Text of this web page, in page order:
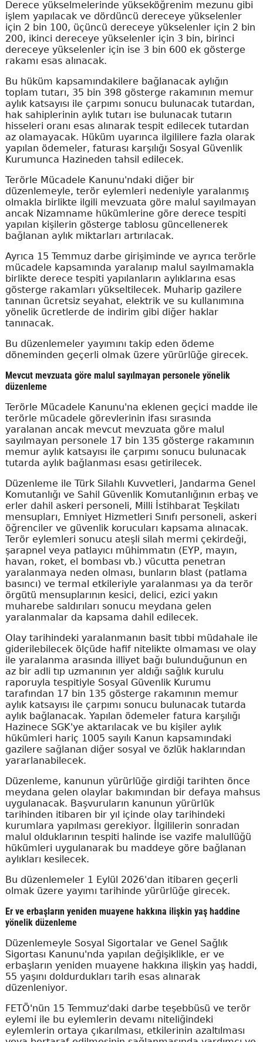
Derece yükselmelerinde yükseköğrenim mezunu gibi
işlem yapılacak ve dördüncü dereceye yükselenler
için 2 bin 100, üçüncü dereceye yükselenler için 2 bin
200, ikinci dereceye yükselenler için 3 bin, birinci
dereceye yükselenler için ise 3 bin 600 ek gösterge
rakamı esas alınacak.
Bu hüküm kapsamındakilere bağlanacak aylığın
toplam tutarı, 35 bin 398 gösterge rakamının memur
aylık katsayısı ile çarpımı sonucu bulunacak tutardan,
hak sahiplerinin aylık tutarı ise bulunacak tutarın
hisseleri oranı esas alınarak tespit edilecek tutardan
az olamayacak. Hüküm uyarınca ilgililere fazla olarak
yapılan ödemeler, faturası karşılığı Sosyal Güvenlik
Kurumunca Hazineden tahsil edilecek.
Terörle Mücadele Kanunu'ndaki diğer bir
düzenlemeyle, terör eylemleri nedeniyle yaralanmış
olmakla birlikte ilgili mevzuata göre malul sayılmayan
ancak Nizamname hükümlerine göre derece tespiti
yapılan kişilerin gösterge tablosu güncellenerek
bağlanan aylık miktarları artırılacak.
Ayrıca 15 Temmuz darbe girişiminde ve ayrıca terörle
mücadele kapsamında yaralanıp malul sayılmamakla
birlikte derece tespiti yapılanların aylıklarına esas
gösterge rakamları yükseltilecek. Muharip gazilere
tanınan ücretsiz seyahat, elektrik ve su kullanımına
yönelik ücretlerde de indirim gibi diğer haklar
tanınacak.
Bu düzenlemeler yayımını takip eden ödeme
döneminden geçerli olmak üzere yürürlüğe girecek.
Mevcut mevzuata göre malul sayılmayan personele yönelik
düzenleme
Terörle Mücadele Kanunu'na eklenen geçici madde ile
terörle mücadele görevlerinin ifası sırasında
yaralanan ancak mevcut mevzuata göre malul
sayılmayan personele 17 bin 135 gösterge rakamının
memur aylık katsayısı ile çarpımı sonucu bulunacak
tutarda aylık bağlanması esası getirilecek.
Düzenleme ile Türk Silahlı Kuvvetleri, Jandarma Genel
Komutanlığı ve Sahil Güvenlik Komutanlığının erbaş ve
erler dahil askeri personeli, Milli İstihbarat Teşkilatı
mensupları, Emniyet Hizmetleri Sınıfı personeli, askeri
öğrenciler ve güvenlik korucuları kapsama alınacak.
Terör eylemleri sonucu ateşli silah mermi çekirdeği,
şarapnel veya patlayıcı mühimmatın (EYP, mayın,
havan, roket, el bombası vb.) vücutta penetran
yaralanmaya neden olması, bunların blast (patlama
basıncı) ve termal etkileriyle yaralanması ya da terör
örgütü mensuplarının kesici, delici, ezici yakın
muharebe saldırıları sonucu meydana gelen
yaralanmalar da kapsama dahil edilecek.
Olay tarihindeki yaralanmanın basit tıbbi müdahale ile
giderilebilecek ölçüde hafif nitelikte olmaması ve olay
ile yaralanma arasında illiyet bağı bulunduğunun en
az bir adli tıp uzmanının yer aldığı sağlık kurulu
raporuyla tespitiyle Sosyal Güvenlik Kurumu
tarafından 17 bin 135 gösterge rakamının memur
aylık katsayısı ile çarpımı sonucu bulunacak tutarda
aylık bağlanacak. Yapılan ödemeler fatura karşılığı
Hazinece SGK'ye aktarılacak ve bu kişiler aylık
hükümleri hariç 1005 sayılı Kanun kapsamındaki
gazilere sağlanan diğer sosyal ve özlük haklarından
yararlanabilecek.
Düzenleme, kanunun yürürlüğe girdiği tarihten önce
meydana gelen olaylar bakımından bir defaya mahsus
uygulanacak. Başvuruların kanunun yürürlük
tarihinden itibaren bir yıl içinde olay tarihindeki
kurumlara yapılması gerekiyor. İlgililerin sonradan
malul olduklarının tespiti halinde ise vazife malullüğü
hükümleri uygulanarak bu maddeye göre bağlanan
aylıkları kesilecek.
Bu düzenlemeler 1 Eylül 2026'dan itibaren geçerli
olmak üzere yayımı tarihinde yürürlüğe girecek.
Er ve erbaşların yeniden muayene hakkına ilişkin yaş haddine
yönelik düzenleme
Düzenlemeyle Sosyal Sigortalar ve Genel Sağlık
Sigortası Kanunu'nda yapılan değişiklikle, er ve
erbaşların yeniden muayene hakkına ilişkin yaş haddi,
55 yaşını doldurdukları tarih esas alınarak
düzenleniyor.
FETÖ'nün 15 Temmuz'daki darbe teşebbüsü ve terör
eylemi ile bu eylemlerin devamı niteliğindeki
eylemlerin ortaya çıkarılması, etkilerinin azaltılması